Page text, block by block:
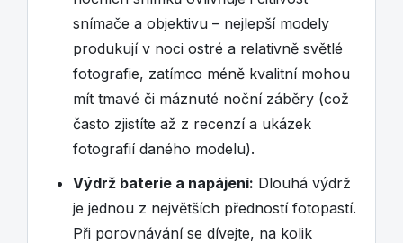
snímače a objektivu – nejlepší modely
produkují v noci ostré a relativně světlé
fotografie, zatímco méně kvalitní mohou
mít tmavé či máznuté noční záběry (což
často zjistíte až z recenzí a ukázek
fotografií daného modelu).
Výdrž baterie a napájení: Dlouhá výdrž
je jednou z největších předností fotopastí.
Při porovnávání se dívejte, na kolik